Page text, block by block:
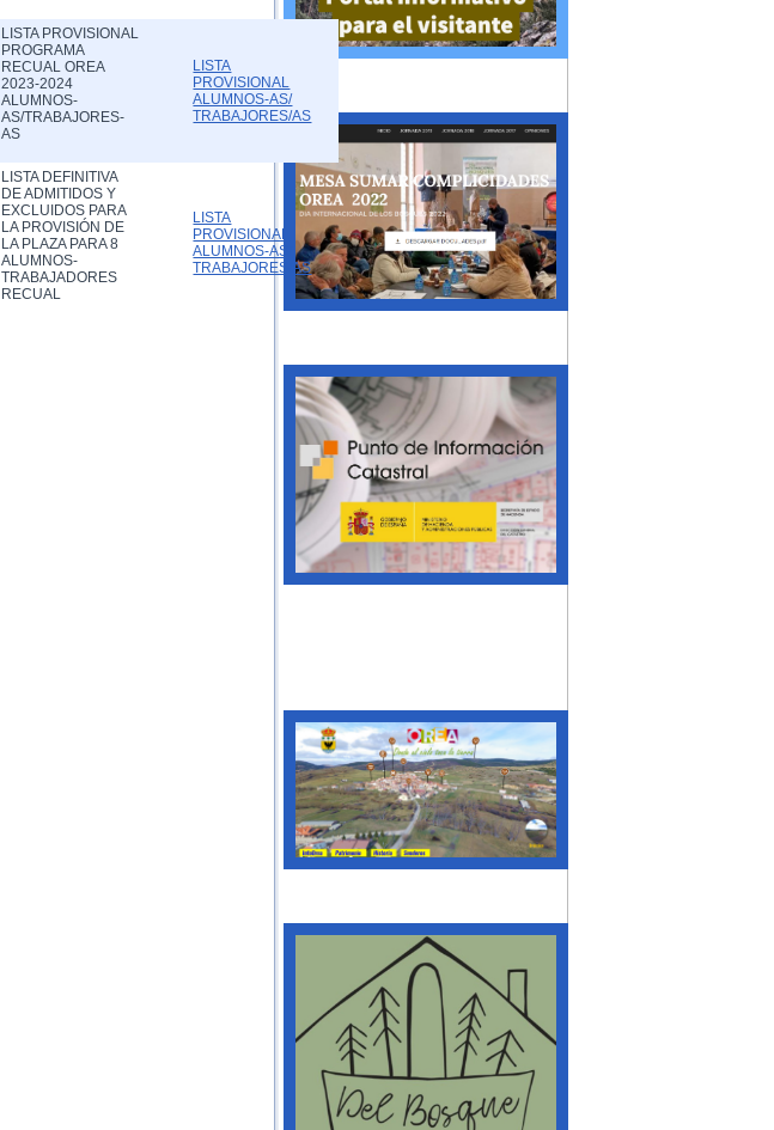
LISTA PROVISIONAL
PROGRAMA
RECUAL OREA
2023-2024
ALUMNOS-
AS/TRABAJORES-
AS
LISTA
PROVISIONAL
ALUMNOS-AS/
TRABAJORES/AS
LISTA DEFINITIVA
DE ADMITIDOS Y
EXCLUIDOS PARA
LA PROVISIÓN DE
LA PLAZA PARA 8
ALUMNOS-
TRABAJADORES
RECUAL
LISTA
PROVISIONAL
ALUMNOS-AS/
TRABAJORES/AS